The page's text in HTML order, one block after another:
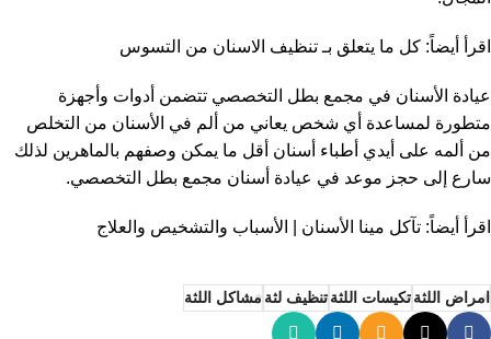
اقرأ أيضاً: كل ما يتعلق بـ تنظيف الاسنان من التسوس
عيادة الأسنان في مجمع بطل التخصصي تتضمن أدوات وأجهزة
متطورة لمساعدة أي شخص يعاني من ألم في الأسنان من التخلص
من ألمه على أيدي أطباء أسنان أقل ما يمكن وصفهم بالماهرين لذلك
سارع إلى حجز موعد في عيادة أسنان مجمع بطل التخصصي.
اقرأ أيضاً: تآكل مينا الأسنان | الأسباب والتشخيص والعلاج
امراض اللثةتكيسات اللثةتنظيف لثةمشاكل اللثة